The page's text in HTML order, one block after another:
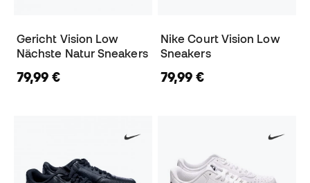
Gericht Vision Low
Nächste Natur Sneakers
79,99 €
Nike Court Vision Low
Sneakers
79,99 €